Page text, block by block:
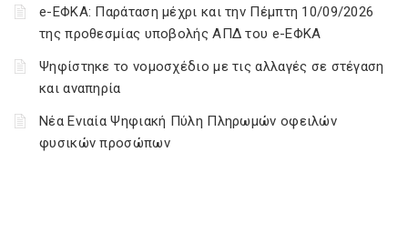
e-ΕΦΚΑ: Παράταση μέχρι και την Πέμπτη 10/09/2026
της προθεσμίας υποβολής ΑΠΔ του e-ΕΦΚΑ
Ψηφίστηκε το νομοσχέδιο με τις αλλαγές σε στέγαση
και αναπηρία
Νέα Ενιαία Ψηφιακή Πύλη Πληρωμών οφειλών
φυσικών προσώπων